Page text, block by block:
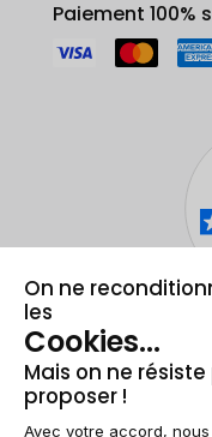
Paiement 100%